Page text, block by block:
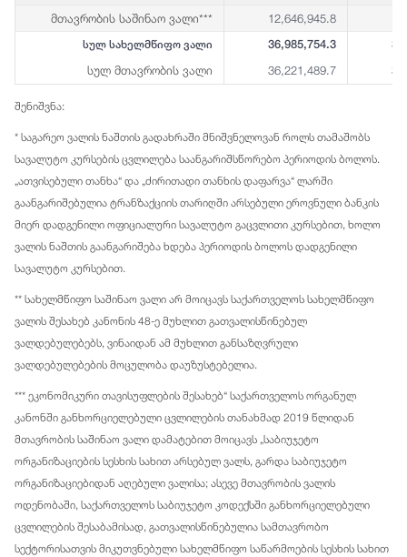
მთავრობის საშინაო ვალი*** 12,646,945.8
სულ სახელმწიფო ვალი 36,985,754.3
სულ მთავრობის ვალი 36,221,489.7
შენიშვნა:
* საგარეო ვალის ნაშთის გადახრაში მნიშვნელოვან როლს თამაშობს
სავალუტო კურსების ცვლილება საანგარიშსწორებო პერიოდის ბოლოს.
„ათვისებული თანხა“ და „ძირითადი თანხის დაფარვა“ ლარში
გაანგარიშებულია ტრანზაქციის თარიღში არსებული ეროვნული ბანკის
მიერ დადგენილი ოფიციალური სავალუტო გაცვლითი კურსებით, ხოლო
ვალის ნაშთის გაანგარიშება ხდება პერიოდის ბოლოს დადგენილი
სავალუტო კურსებით.
** სახელმწიფო საშინაო ვალი არ მოიცავს საქართველოს სახელმწიფო
ვალის შესახებ კანონის 48-ე მუხლით გათვალისწინებულ
ვალდებულებებს, ვინაიდან ამ მუხლით განსაზღვრული
ვალდებულებების მოცულობა დაუზუსტებელია.
*** ეკონომიკური თავისუფლების შესახებ“ საქართველოს ორგანულ
კანონში განხორციელებული ცვლილების თანახმად 2019 წლიდან
მთავრობის საშინაო ვალი დამატებით მოიცავს „საბიუჯეტო
ორგანიზაციების სესხის სახით არსებულ ვალს, გარდა საბიუჯეტო
ორგანიზაციებიდან აღებული ვალისა; ასევე მთავრობის ვალის
ოდენობაში, საქართველოს საბიუჯეტო კოდექსში განხორციელებული
ცვლილების შესაბამისად, გათვალისწინებულია სამთავრობო
სექტორისათვის მიკუთვნებული სახელმწიფო საწარმოების სესხის სახით